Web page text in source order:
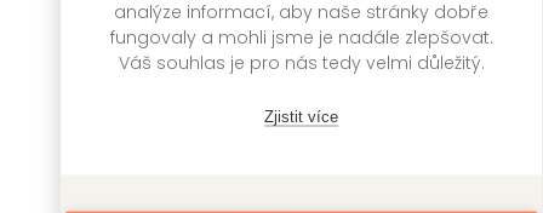
analýze informací, aby naše stránky dobře
fungovaly a mohli jsme je nadále zlepšovat.
Váš souhlas je pro nás tedy velmi důležitý.
Zjistit více
Hitlerova smrt
Jean-Christophe
Cesta časem na
starých mapách